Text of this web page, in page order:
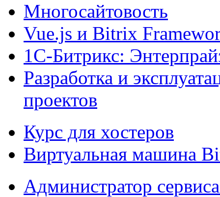
Многосайтовость
Vue.js и Bitrix
1С-Битрикс:
Разработка и
проектов
Курс для хостеров
Виртуальная машина
Администратор